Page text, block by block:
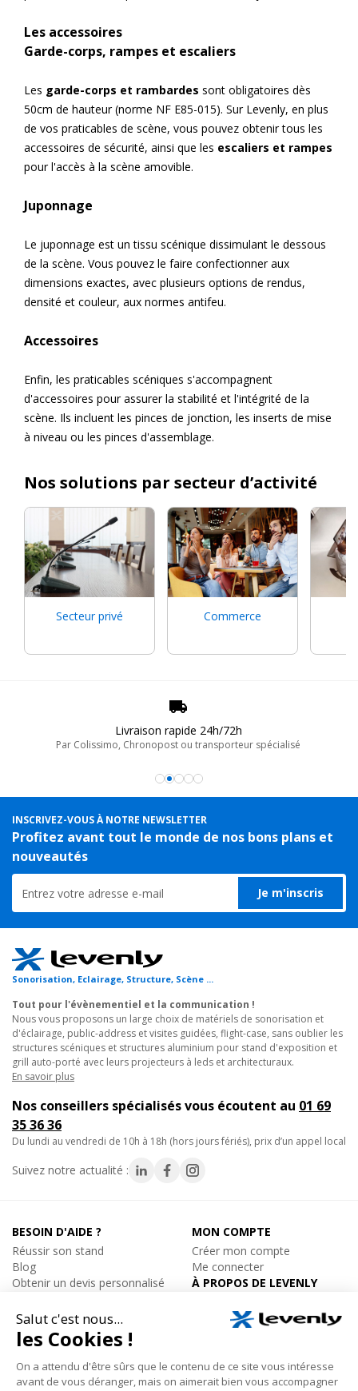
Les accessoires
Garde-corps, rampes et escaliers
Les garde-corps et rambardes sont obligatoires dès
50cm de hauteur (norme NF E85-015). Sur Levenly, en plus
de vos praticables de scène, vous pouvez obtenir tous les
accessoires de sécurité, ainsi que les escaliers et rampes
pour l'accès à la scène amovible.
Juponnage
Le juponnage est un tissu scénique dissimulant le dessous
de la scène. Vous pouvez le faire confectionner aux
dimensions exactes, avec plusieurs options de rendus,
densité et couleur, aux normes antifeu.
Accessoires
Enfin, les praticables scéniques s'accompagnent
d'accessoires pour assurer la stabilité et l'intégrité de la
scène. Ils incluent les pinces de jonction, les inserts de mise
à niveau ou les pinces d'assemblage.
Nos solutions par secteur d’activité
Secteur privé Commerce
Livraison rapide 24h/72h
Par Colissimo, Chronopost ou transporteur spécialisé
INSCRIVEZ-VOUS À NOTRE NEWSLETTER
Profitez avant tout le monde de nos bons plans et
nouveautés
Je m'inscris
Sonorisation, Eclairage, Structure, Scène ...
Tout pour l'évènementiel et la communication !
Nous vous proposons un large choix de matériels de sonorisation et
d'éclairage, public-address et visites guidées, flight-case, sans oublier les
structures scéniques et structures aluminium pour stand d'exposition et
grill auto-porté avec leurs projecteurs à leds et architecturaux.
En savoir plus
Nos conseillers spécialisés vous écoutent au 01 69
35 36 36
du lundi au vendredi de 10h à 18h (hors jours fériés), prix d’un appel local
Suivez notre actualité :
BESOIN D'AIDE ?
Réussir son stand
Blog
Obtenir un devis personnalisé
Modes de paiement
Aide / FAQ (Questions
fréquentes)
ÉQUIPEMENT
Catalogue par marques
MON COMPTE
Créer mon compte
Me connecter
À PROPOS DE LEVENLY
Contactez-nous